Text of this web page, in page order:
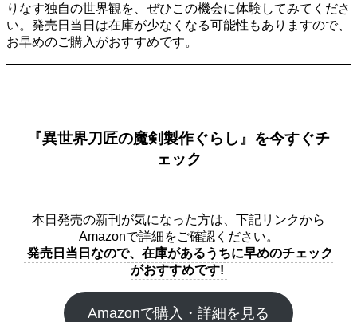
りなす独自の世界観を、ぜひこの機会に体験してみてくださ
い。発売日当日は在庫が少なくなる可能性もありますので、
お早めのご購入がおすすめです。
『異世界刀匠の魔剣製作ぐらし』を今すぐチ
ェック
本日発売の新刊が気になった方は、下記リンクから
Amazonで詳細をご確認ください。
発売日当日なので、在庫があるうちに早めのチェック
がおすすめです!
Amazonで購入・詳細を見る